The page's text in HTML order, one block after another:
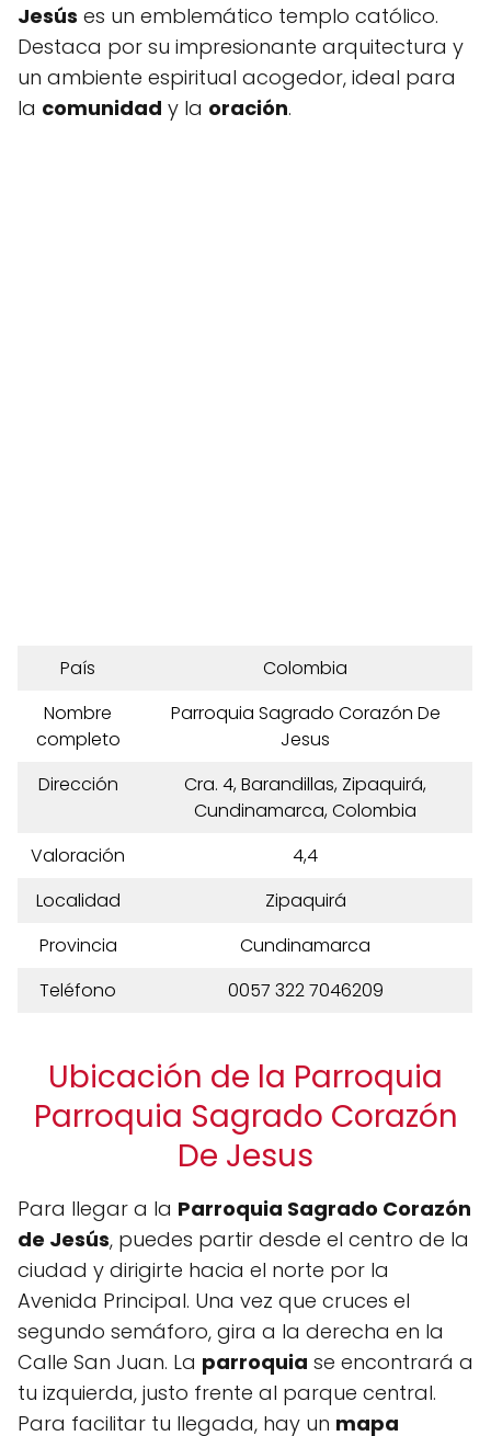
Jesús es un emblemático templo católico.
Destaca por su impresionante arquitectura y
un ambiente espiritual acogedor, ideal para
la comunidad y la oración.
País
Colombia
Nombre
completo
Parroquia Sagrado Corazón De
Jesus
Dirección
Cra. 4, Barandillas, Zipaquirá,
Cundinamarca, Colombia
Valoración
4,4
Localidad
Zipaquirá
Provincia
Cundinamarca
Teléfono
0057 322 7046209
Ubicación de la Parroquia
Parroquia Sagrado Corazón
De Jesus
Para llegar a la Parroquia Sagrado Corazón
de Jesús, puedes partir desde el centro de la
ciudad y dirigirte hacia el norte por la
Avenida Principal. Una vez que cruces el
segundo semáforo, gira a la derecha en la
Calle San Juan. La parroquia se encontrará a
tu izquierda, justo frente al parque central.
Para facilitar tu llegada, hay un mapa